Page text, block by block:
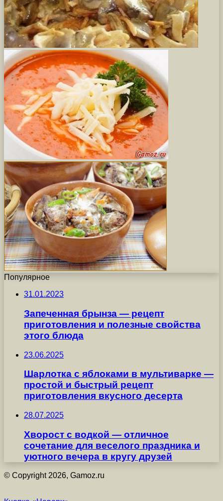
Популярное
31.01.2023
Запеченная брынза — рецепт
приготовления и полезные свойства
этого блюда
23.06.2025
Шарлотка с яблоками в мультиварке —
простой и быстрый рецепт
приготовления вкусного десерта
28.07.2025
Хворост с водкой — отличное
сочетание для веселого праздника и
уютного вечера в кругу друзей
© Copyright 2026, Gamoz.ru